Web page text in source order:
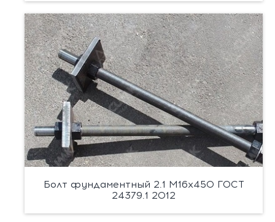
Болт фундаментный 2.1 М16х450 ГОСТ
24379.1 2012